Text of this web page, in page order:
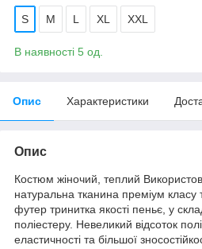
S M L XL XXL
В наявності 5 од.
Опис Характеристики
Опис
Костюм жіночий, теплий
натуральна тканина преміум класу
футер тринитка якості пеньє, у
поліестеру. Невеликий відсоток
еластичності та більшої